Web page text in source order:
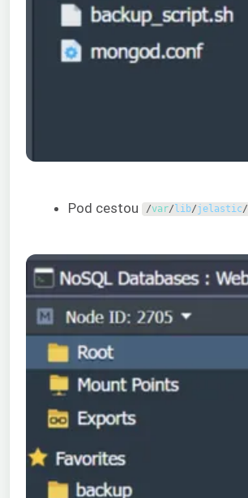
Pod cestou /var/ lib/jelastic/